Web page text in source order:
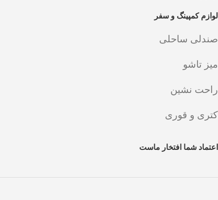
لوازم کمپینگ و سفر
صندلی ساحلی
میز تاشو
راحت نشین
کتری و قوری
اعتماد شما افتخار ماست